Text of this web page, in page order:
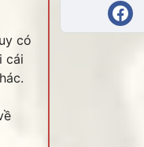
có
cái